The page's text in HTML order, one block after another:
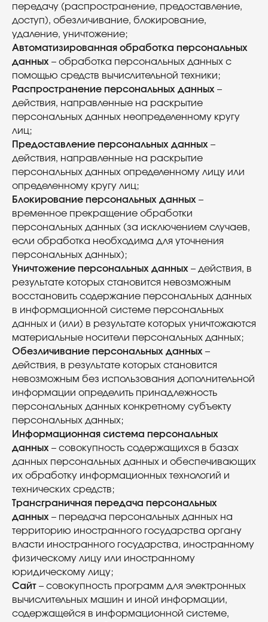
передачу (распространение, предоставление,
доступ), обезличивание, блокирование,
удаление, уничтожение;
Автоматизированная обработка персональных
данных – обработка персональных данных с
помощью средств вычислительной техники;
Распространение персональных данных –
действия, направленные на раскрытие
персональных данных неопределенному кругу
лиц;
Предоставление персональных данных –
действия, направленные на раскрытие
персональных данных определенному лицу или
определенному кругу лиц;
Блокирование персональных данных –
временное прекращение обработки
персональных данных (за исключением случаев,
если обработка необходима для уточнения
персональных данных);
Уничтожение персональных данных – действия, в
результате которых становится невозможным
восстановить содержание персональных данных
в информационной системе персональных
данных и (или) в результате которых уничтожаются
материальные носители персональных данных;
Обезличивание персональных данных –
действия, в результате которых становится
невозможным без использования дополнительной
информации определить принадлежность
персональных данных конкретному субъекту
персональных данных;
Информационная система персональных
данных – совокупность содержащихся в базах
данных персональных данных и обеспечивающих
их обработку информационных технологий и
технических средств;
Трансграничная передача персональных
данных – передача персональных данных на
территорию иностранного государства органу
власти иностранного государства, иностранному
физическому лицу или иностранному
юридическому лицу;
Сайт – совокупность программ для электронных
вычислительных машин и иной информации,
содержащейся в информационной системе,